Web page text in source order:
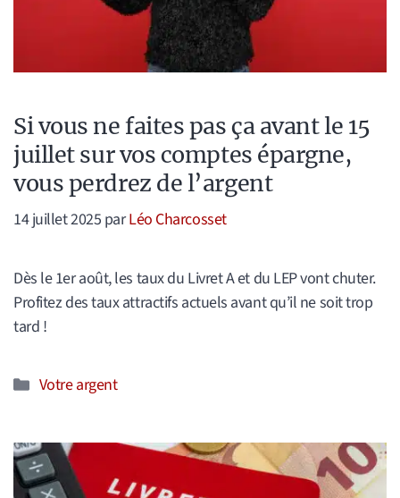
Si vous ne faites pas ça avant le 15
juillet sur vos comptes épargne,
vous perdrez de l’argent
14 juillet 2025 parLéo Charcosset
Dès le 1er août, les taux du Livret A et du LEP vont chuter.
Profitez des taux attractifs actuels avant qu’il ne soit trop
tard !
Catégories
Votre argent